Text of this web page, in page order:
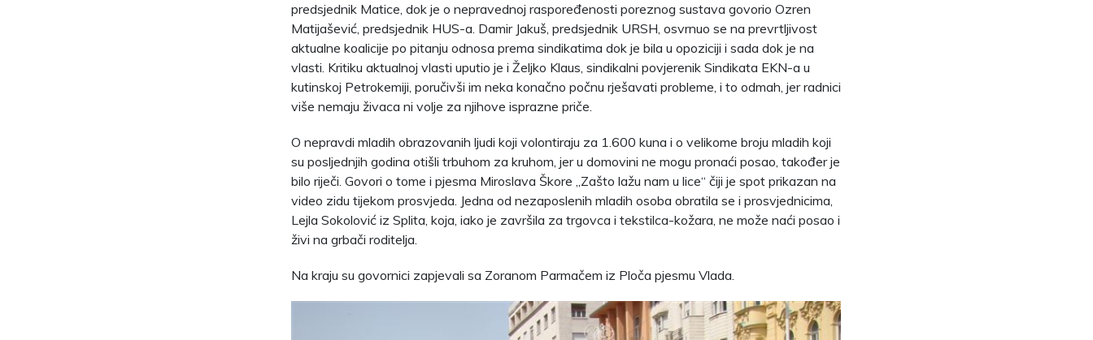
predsjednik Matice, dok je o nepravednoj raspoređenosti poreznog sustava govorio Ozren
Matijašević, predsjednik HUS-a. Damir Jakuš, predsjednik URSH, osvrnuo se na prevrtljivost
aktualne koalicije po pitanju odnosa prema sindikatima dok je bila u opoziciji i sada dok je na
vlasti. Kritiku aktualnoj vlasti uputio je i Željko Klaus, sindikalni povjerenik Sindikata EKN-a u
kutinskoj Petrokemiji, poručivši im neka konačno počnu rješavati probleme, i to odmah, jer radnici
više nemaju živaca ni volje za njihove isprazne priče.
O nepravdi mladih obrazovanih ljudi koji volontiraju za 1.600 kuna i o velikome broju mladih koji
su posljednjih godina otišli trbuhom za kruhom, jer u domovini ne mogu pronaći posao, također je
bilo riječi. Govori o tome i pjesma Miroslava Škore „Zašto lažu nam u lice“ čiji je spot prikazan na
video zidu tijekom prosvjeda. Jedna od nezaposlenih mladih osoba obratila se i prosvjednicima,
Lejla Sokolović iz Splita, koja, iako je završila za trgovca i tekstilca-kožara, ne može naći posao i
živi na grbači roditelja.
Na kraju su govornici zapjevali sa Zoranom Parmačem iz Ploča pjesmu Vlada.